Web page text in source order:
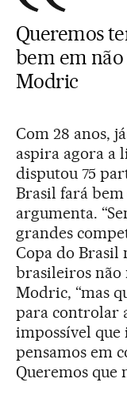
Queremos
bem em
Modric
Com 28 anos,
aspira agora a
disputou 75
Brasil fará bem
argumenta.
grandes
Copa do Brasil
brasileiros não
Modric, “mas
para controlar
impossível que
pensamos em
Queremos que